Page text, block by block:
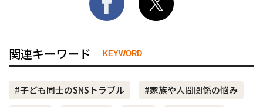
関連キーワード KEYWORD
#子ども同士のSNSトラブル
#家族や人間関係の悩み